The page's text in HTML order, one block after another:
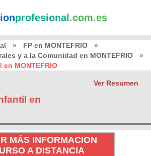
profesional .com.es
» FP en MONTEFRIO
»
y a la Comunidad en MONTEFRIO
»
MONTEFRIO
Ver Resumen
en
MÁS INFORMACION
A DISTANCIA